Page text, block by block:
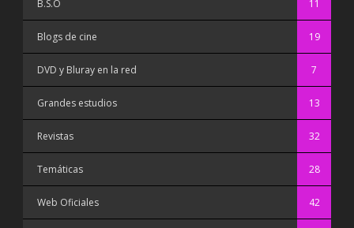
B.S.O 11
Blogs de cine 19
DVD y Bluray en la red 7
Grandes estudios 13
Revistas 32
Temáticas 28
Web Oficiales 42